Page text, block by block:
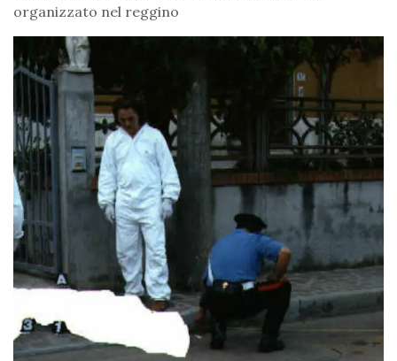
organizzato nel reggino